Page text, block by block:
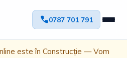
0787 701 791
este în Construcție — Vom